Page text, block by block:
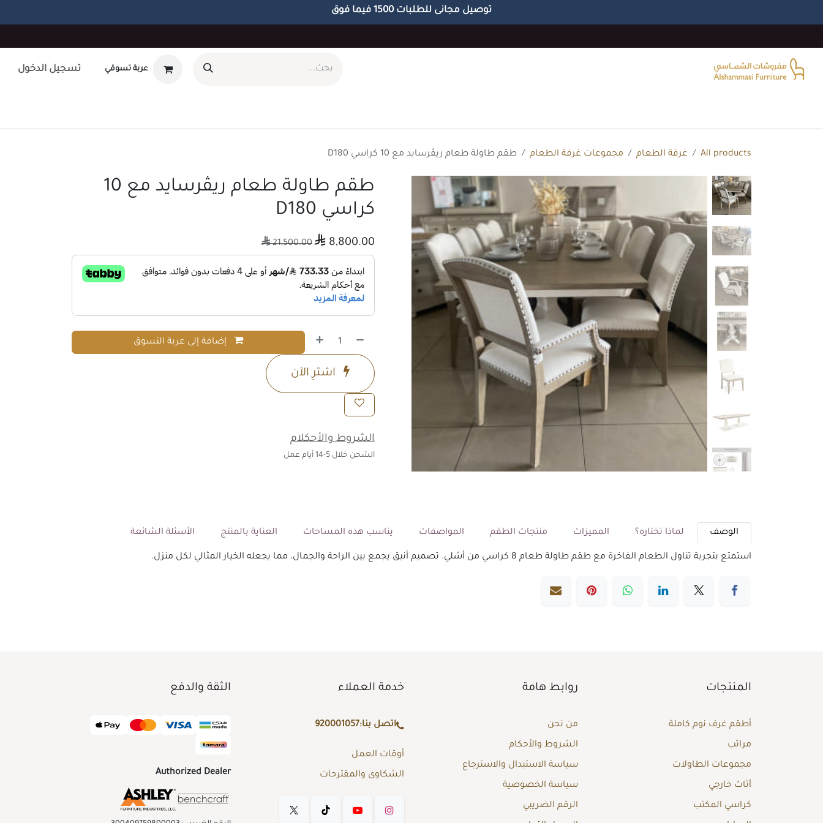
توصيل مجانى للطلبات 1500 فيما فوق
عربة تسوقي تسجيل الدخول
All products غرفة الطعام مجموعات غرفة الطعام طقم طاولة طعام ريڤرسايد مع 10 كراسي D180
طقم طاولة طعام ريڤرسايد مع 10
كراسي D180
8,800.00
21,500.00

إضافة إلى عربة التسوق
اشترِ الآن
الشروط والأحكلام
الشحن خلال 5-14 أيام عمل
الوصف لماذا تختاره؟ المميزات منتجات الطقم المواصفات يناسب هذه المساحات العناية بالمنتج الأسئلة الشائعة
استمتع بتجربة تناول الطعام الفاخرة مع طقم طاولة طعام 8 كراسي من أشلي. تصميم أنيق يجمع بين الراحة والجمال، مما يجعله الخيار المثالي لكل منزل.
المنتجات
أطقم غرف نوم كاملة
مراتب
مجموعات الطاولات
أثاث خارجي
كراسي المكتب
روابط هامة
من نحن
الشروط والأحكام
سياسة الاستبدال والاسترجاع
سياسة الخصوصية
الرقم الضريبي
خدمة العملاء
اتصل بنا:920001057
أوقات العمل
الشكاوى والمقترحات
الثقة والدفع
Authorized Dealer